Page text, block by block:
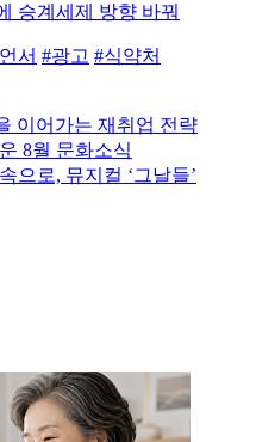
승계세제 방향 바꿔
서 #광고 #식약처
이어가는 재취업 전략
8월 문화소식
으로, 뮤지컬 ‘그날들’